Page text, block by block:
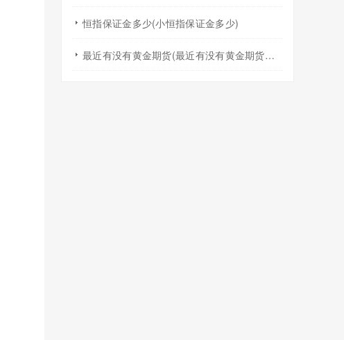
恒指保证金多少(小恒指保证金多少)
最近有没有黄金期货(最近有没有黄金期货交易)